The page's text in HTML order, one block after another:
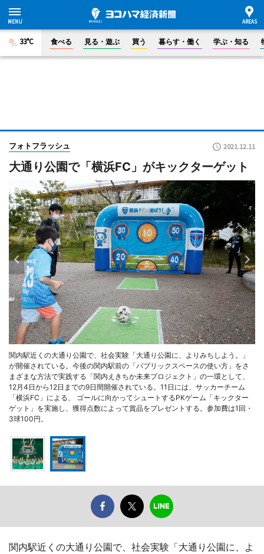
33°C 食べる 見る・遊ぶ 買う 暮らす・働く 学ぶ・知る
フォトフラッシュ 2021.12.11
大通り公園で「横浜FC」がキックターゲット
関内駅近くの大通り公園で、社会実験「大通り公園に、よりみちしよう。」
が開催されている。今後の関内駅前の「パブリックスペースの使い方」をさ
まざまな方法で実践する「関内えきちか未来プロジェクト」の一環として、
12月4日から12日までの9日間開催されている。11日には、サッカーチーム
「横浜FC」による、 ゴールに向かってシュートするPKゲーム「キックター
ゲット」を実施し、獲得点数によって賞品をプレゼントする。参加費は1回・
3球100円。
関内駅近くの大通り公園で、社会実験「大通り公園に、よ